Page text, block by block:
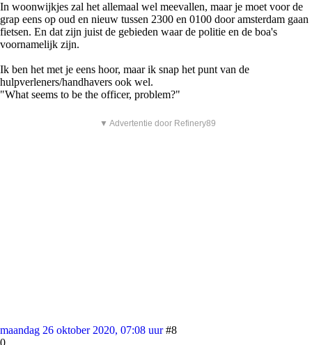
In woonwijkjes zal het allemaal wel meevallen, maar je moet voor de
grap eens op oud en nieuw tussen 2300 en 0100 door amsterdam gaan
fietsen. En dat zijn juist de gebieden waar de politie en de boa's
voornamelijk zijn.
Ik ben het met je eens hoor, maar ik snap het punt van de
hulpverleners/handhavers ook wel.
"What seems to be the officer, problem?"
▼ Advertentie door Refinery89
maandag 26 oktober 2020, 07:08 uur #8
0